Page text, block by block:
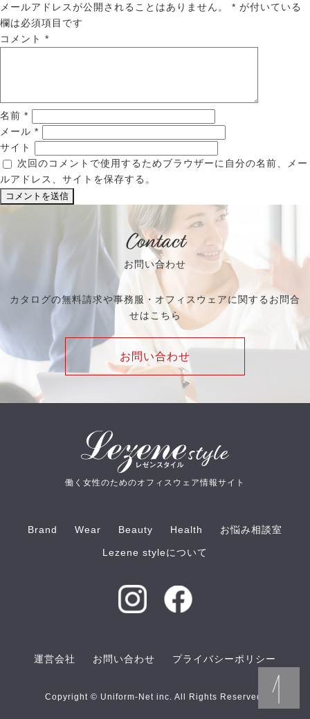
メールアドレスが公開されることはありません。
* が付いている
欄は必須項目です
コメント *
名前 *
メール *
サイト
次回のコメントで使用するためブラウザーに自分の名前、メー
ルアドレス、サイトを保存する。
Contact
お問い合わせ
カタログの無料請求や事務服・オフィスウェアに関するお問合
せはこちら
お問い合わせ
働く女性のためのオフィスウェア情報サイト
Brand Wear Beauty Health お悩み相談室
Lezene styleについて
運営会社 お問い合わせ プライバシーポリシー
Copyright © Uniform-Net inc. All Rights Reserved.